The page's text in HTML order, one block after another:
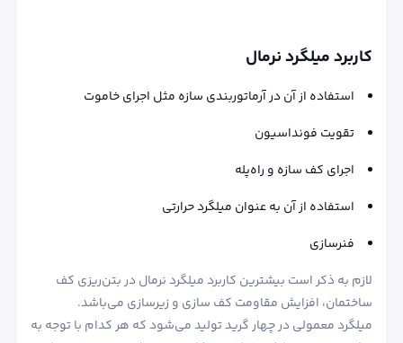
کاربرد میلگرد نرمال
استفاده از آن در آرماتوربندی سازه مثل اجرای خاموت
تقویت فونداسیون
اجرای کف سازه و راه‌پله
استفاده از آن به عنوان میلگرد حرارتی
فنرسازی
لازم به ذکر است بیشترین کاربرد میلگرد نرمال در بتن‌ریزی کف
ساختمان، افزایش مقاومت کف سازی و زیرسازی می‌باشد.
میلگرد معمولی در چهار گرید تولید می‌شود که هر کدام با توجه به